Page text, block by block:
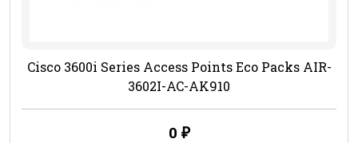
Cisco 3600i Series Access Points Eco Packs AIR-
3602I-AC-AK910
0 ₽